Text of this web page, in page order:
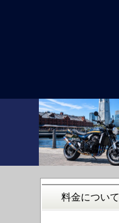
料金について